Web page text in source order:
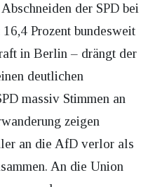
der SPD bei
Prozent bundesweit
in Berlin – drängt der
deutlichen
massiv Stimmen an
zeigen
an die AfD verlor als
An die Union